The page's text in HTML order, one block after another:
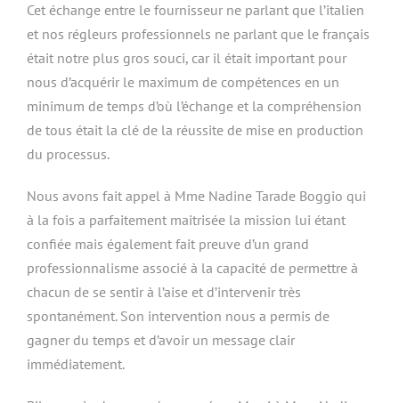
Cet échange entre le fournisseur ne parlant que l’italien
et nos régleurs professionnels ne parlant que le français
était notre plus gros souci, car il était important pour
nous d’acquérir le maximum de compétences en un
minimum de temps d’où l’échange et la compréhension
de tous était la clé de la réussite de mise en production
du processus.
Nous avons fait appel à Mme Nadine Tarade Boggio qui
à la fois a parfaitement maitrisée la mission lui étant
confiée mais également fait preuve d’un grand
professionnalisme associé à la capacité de permettre à
chacun de se sentir à l’aise et d’intervenir très
spontanément. Son intervention nous a permis de
gagner du temps et d’avoir un message clair
immédiatement.